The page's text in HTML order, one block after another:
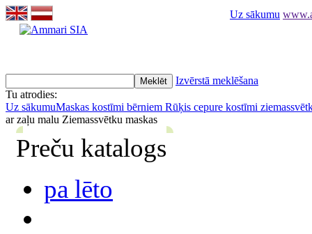
Uz sākumu
Izvērstā meklēšana
Tu atrodies:
Uz sākumuMaskas kostīmi bērniem Rūķis cepure kostīmi
ar zaļu malu Ziemassvētku maskas
Preču katalogs
pa lēto